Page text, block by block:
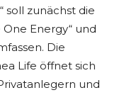
soll zunächst die
Energy“ und
Die
Life öffnet sich
und